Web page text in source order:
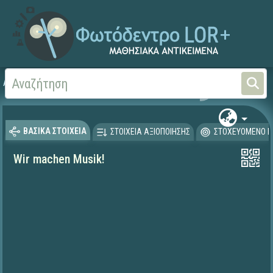
Αρχική Ξένες Γλώσσες -
ΒΑΣΙΚΑ ΣΤΟΙΧΕΙΑ ΣΤΟΙΧΕΙΑ ΑΞΙΟΠΟΙΗΣΗΣ ΣΤΟΧΕΥΟΜΕΝΟ
Wir machen Musik!